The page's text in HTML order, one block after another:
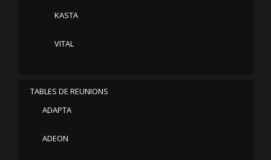
KASTA
VITAL
TABLES DE REUNIONS
ADAPTA
ADEON